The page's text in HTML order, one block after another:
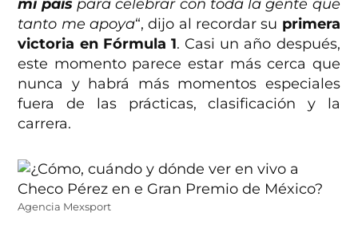
mi paíspara celebrar con toda la gente que
tanto me apoya“, dijo al recordar su primera
victoria en Fórmula 1. Casi un año después,
este momento parece estar más cerca que
nunca y habrá más momentos especiales
fuera de las prácticas, clasificación y la
carrera.
Agencia Mexsport